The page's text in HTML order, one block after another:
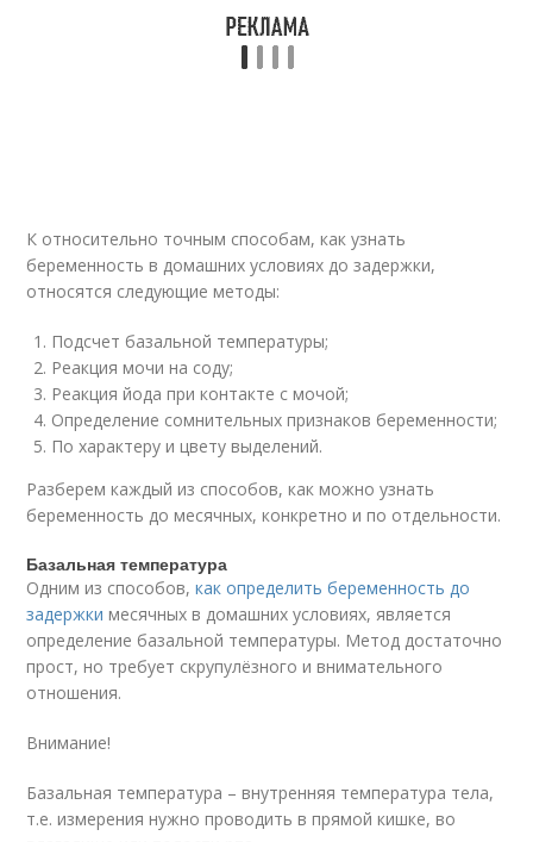
К относительно точным способам, как узнать
беременность в домашних условиях до задержки,
относятся следующие методы:
Подсчет базальной температуры;
Реакция мочи на соду;
Реакция йода при контакте с мочой;
Определение сомнительных признаков беременности;
По характеру и цвету выделений.
Разберем каждый из способов, как можно узнать
беременность до месячных, конкретно и по отдельности.
Базальная температура
Одним из способов,как определить беременность до
задержки месячных в домашних условиях, является
определение базальной температуры. Метод достаточно
прост, но требует скрупулёзного и внимательного
отношения.
Внимание!
Базальная температура – внутренняя температура тела,
т.е. измерения нужно проводить в прямой кишке, во